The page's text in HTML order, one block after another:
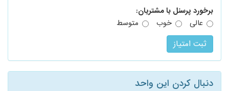
برخورد پرسنل با مشتریان:
عالی
خوب متوسط
دنبال کردن این واحد